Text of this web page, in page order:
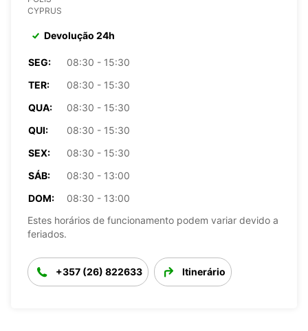
CYPRUS
Devolução 24h
SEG:
08:30 - 15:30
TER:
08:30 - 15:30
QUA:
08:30 - 15:30
QUI:
08:30 - 15:30
SEX:
08:30 - 15:30
SÁB:
08:30 - 13:00
DOM:
08:30 - 13:00
Estes horários de funcionamento podem variar devido a
feriados.
+357 (26) 822633 Itinerário